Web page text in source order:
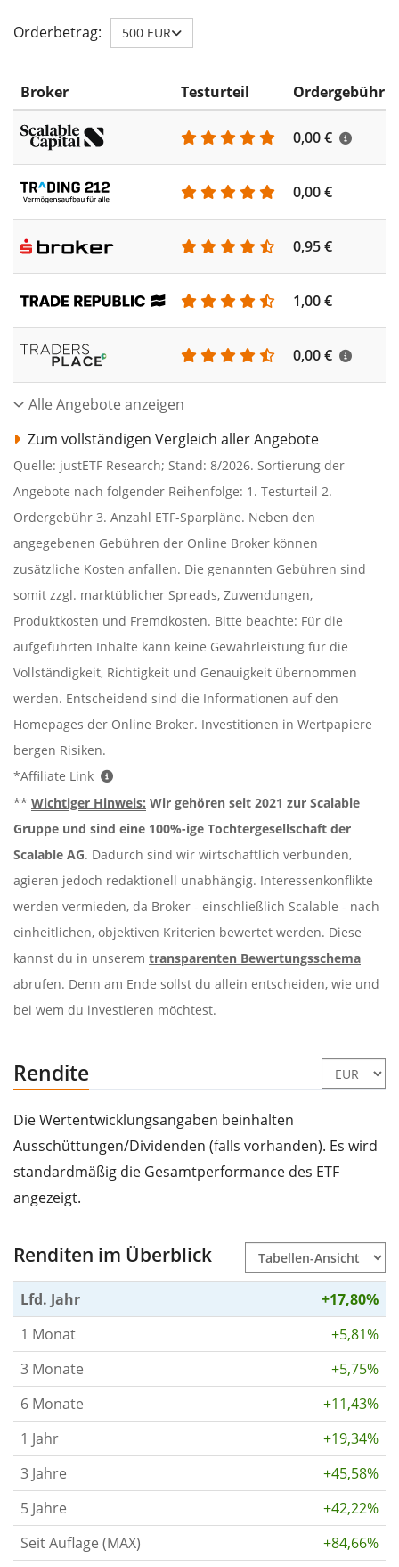
Orderbetrag: 500 EUR
Broker Testurteil Ordergebühr
0,00 €
0,00 €
0,95 €
1,00 €
0,00 €
Alle Angebote anzeigen
Zum vollständigen Vergleich aller Angebote
Quelle: justETF Research; Stand: 8/2026. Sortierung der
Angebote nach folgender Reihenfolge: 1. Testurteil 2.
Ordergebühr 3. Anzahl ETF-Sparpläne. Neben den
angegebenen Gebühren der Online Broker können
zusätzliche Kosten anfallen. Die genannten Gebühren sind
somit zzgl. marktüblicher Spreads, Zuwendungen,
Produktkosten und Fremdkosten. Bitte beachte: Für die
aufgeführten Inhalte kann keine Gewährleistung für die
Vollständigkeit, Richtigkeit und Genauigkeit übernommen
werden. Entscheidend sind die Informationen auf den
Homepages der Online Broker. Investitionen in Wertpapiere
bergen Risiken.
*Affiliate Link
** Wichtiger Hinweis: Wir gehören seit 2021 zur Scalable
Gruppe und sind eine 100%-ige Tochtergesellschaft der
Scalable AG. Dadurch sind wir wirtschaftlich verbunden,
agieren jedoch redaktionell unabhängig. Interessenkonflikte
werden vermieden, da Broker - einschließlich Scalable - nach
einheitlichen, objektiven Kriterien bewertet werden. Diese
kannst du in unserem transparenten Bewertungsschema
abrufen. Denn am Ende sollst du allein entscheiden, wie und
bei wem du investieren möchtest.
Rendite
Die Wertentwicklungsangaben beinhalten
Ausschüttungen/Dividenden (falls vorhanden). Es wird
standardmäßig die Gesamtperformance des ETF
angezeigt.
Renditen im Überblick
Lfd. Jahr
+17,80%
1 Monat
+5,81%
3 Monate
+5,75%
6 Monate
+11,43%
1 Jahr
+19,34%
3 Jahre
+45,58%
5 Jahre
+42,22%
Seit Auflage (MAX)
+84,66%